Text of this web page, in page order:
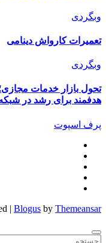
وبگردی
تعمیرات کارواش دینامی
وبگردی
تحول بازار خدمات
هدفمند برای رشد در
پرف اسپوت
| Blogus by Themeansar
جستجو